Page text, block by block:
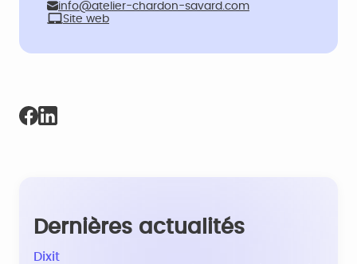
info@atelier-chardon-savard.com
Site web
Dernières actualités
Dixit